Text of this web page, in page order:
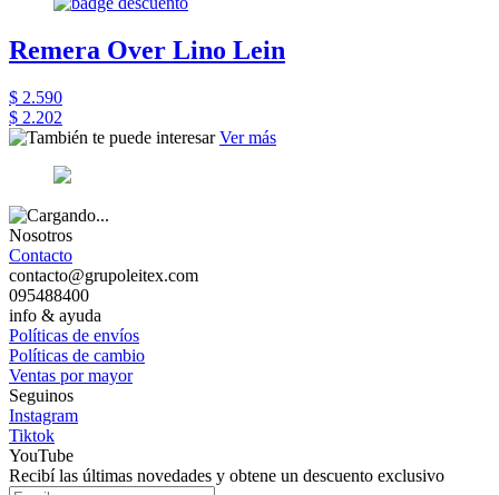
Remera Over Lino Lein
$ 2.590
$ 2.202
Ver más
Nosotros
Contacto
contacto@grupoleitex.com
095488400
info & ayuda
Políticas de envíos
Políticas de cambio
Ventas por mayor
Seguinos
Instagram
Tiktok
YouTube
Recibí las últimas novedades y obtene un descuento exclusivo